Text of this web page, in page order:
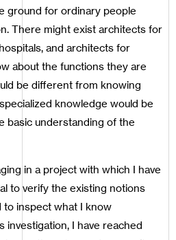
ground for ordinary people
There might exist architects for
and architects for
about the functions they are
be different from knowing
knowledge would be
basic understanding of the
in a project with which I have
to verify the existing notions
to inspect what I know
investigation, I have reached